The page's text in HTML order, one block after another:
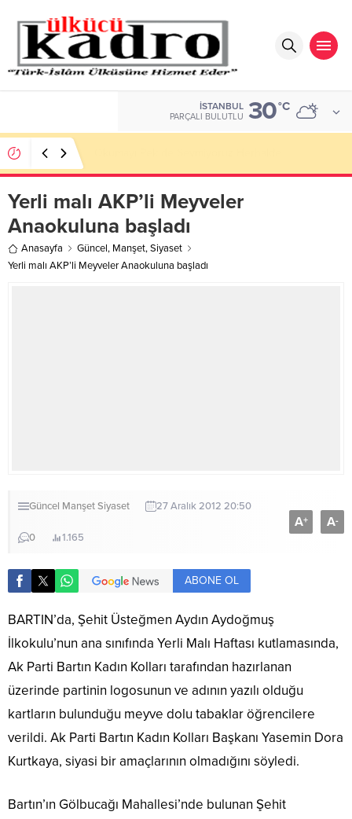
İSTANBUL
PARÇALI BULUTLU 30°C
Yerli malı AKP’li Meyveler
Anaokuluna başladı
Anasayfa Güncel, Manşet,Siyaset
Yerli malı AKP’li Meyveler Anaokuluna başladı
Güncel ManşetSiyaset 27 Aralık 2012 20:50
0 1.165
A+ A-
ABONE OL
BARTIN’da, Şehit Üsteğmen Aydın Aydoğmuş
İlkokulu’nun ana sınıfında Yerli Malı Haftası kutlamasında,
Ak Parti Bartın Kadın Kolları tarafından hazırlanan
üzerinde partinin logosunun ve adının yazılı olduğu
kartların bulunduğu meyve dolu tabaklar öğrencilere
verildi. Ak Parti Bartın Kadın Kolları Başkanı Yasemin Dora
Kurtkaya, siyasi bir amaçlarının olmadığını söyledi.
Bartın’ın Gölbucağı Mahallesi’nde bulunan Şehit